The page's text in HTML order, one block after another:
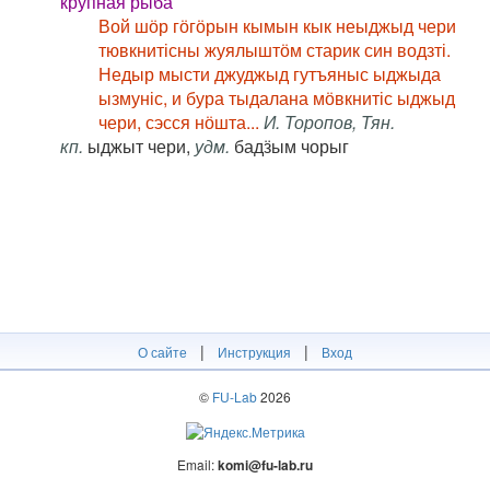
Вой шӧр гӧгӧрын кымын кык неыджыд чери
тювкнитісны жуялыштӧм старик син водзті.
Недыр мысти джуджыд гутъяныс ыджыда
ызмуніс, и бура тыдалана мӧвкнитіс ыджыд
чери, сэсся нӧшта... И. Торопов, Тян.
кп. ыджыт чери, удм. бадӟым чорыг
О сайте | Инструкция | Вход
© FU-Lab2026
Email:komi@fu-lab.ru